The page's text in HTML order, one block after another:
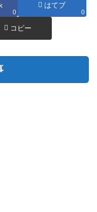
0
はてブ
0
コピー